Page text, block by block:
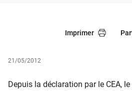
Imprimer
21/05/2012
Depuis la déclaration par le CEA,